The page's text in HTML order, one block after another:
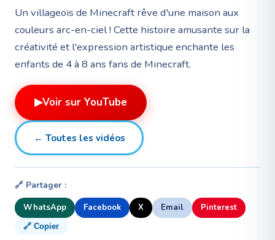
Un villageois de Minecraft rêve d'une maison aux
couleurs arc-en-ciel ! Cette histoire amusante sur la
créativité et l'expression artistique enchante les
enfants de 4 à 8 ans fans de Minecraft.
▶Voir sur YouTube
← Toutes les vidéos
🔗 Partager :
WhatsApp Facebook X Email Pinterest
🔗 Copier